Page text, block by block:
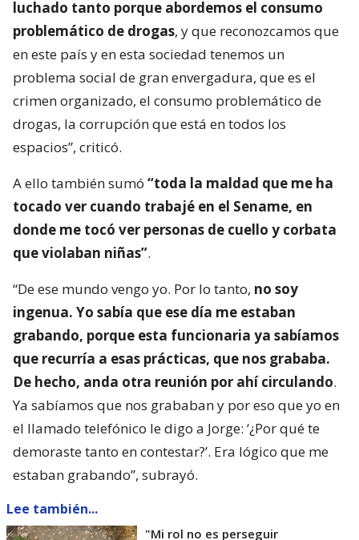
luchado tanto porque abordemos el consumo
problemático de drogas, y que reconozcamos que
en este país y en esta sociedad tenemos un
problema social de gran envergadura, que es el
crimen organizado, el consumo problemático de
drogas, la corrupción que está en todos los
espacios”, criticó.
A ello también sumó “toda la maldad que me ha
tocado ver cuando trabajé en el Sename, en
donde me tocó ver personas de cuello y corbata
que violaban niñas”.
“De ese mundo vengo yo. Por lo tanto, no soy
ingenua. Yo sabía que ese día me estaban
grabando, porque esta funcionaria ya sabíamos
que recurría a esas prácticas, que nos grababa.
De hecho, anda otra reunión por ahí circulando.
Ya sabíamos que nos grababan y por eso que yo en
el llamado telefónico le digo a Jorge: ‘¿Por qué te
demoraste tanto en contestar?’. Era lógico que me
estaban grabando”, subrayó.
Lee también...
"Mi rol no es perseguir